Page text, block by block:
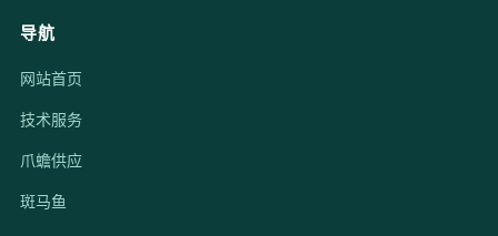
导航
网站首页
技术服务
爪蟾供应
斑马鱼